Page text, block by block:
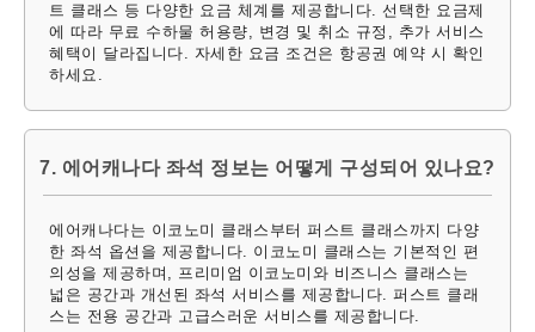
트 클래스 등 다양한 요금 체계를 제공합니다. 선택한 요금제
에 따라 무료 수하물 허용량, 변경 및 취소 규정, 추가 서비스
혜택이 달라집니다. 자세한 요금 조건은 항공권 예약 시 확인
하세요.
7. 에어캐나다 좌석 정보는 어떻게 구성되어 있나요?
에어캐나다는 이코노미 클래스부터 퍼스트 클래스까지 다양
한 좌석 옵션을 제공합니다. 이코노미 클래스는 기본적인 편
의성을 제공하며, 프리미엄 이코노미와 비즈니스 클래스는
넓은 공간과 개선된 좌석 서비스를 제공합니다. 퍼스트 클래
스는 전용 공간과 고급스러운 서비스를 제공합니다.